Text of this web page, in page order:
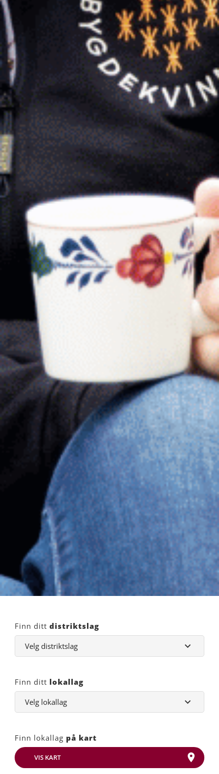
Finn ditt distriktslag
Finn ditt lokallag
Finn lokallag på kart
VIS KART